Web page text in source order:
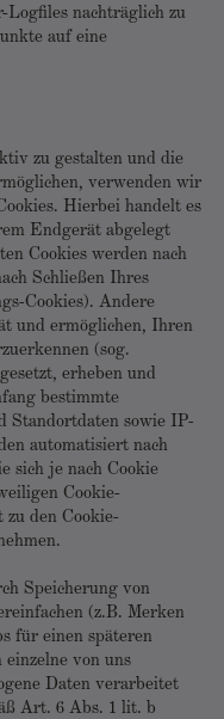
Logfiles nachträglich zu
auf eine
zu gestalten und die
verwenden wir
Hierbei handelt es
Endgerät abgelegt
Cookies werden nach
Schließen Ihres
Cookies). Andere
und ermöglichen, Ihren
(sog.
erheben und
bestimmte
Standortdaten sowie IP-
automatisiert nach
sich je nach Cookie
Cookie-
zu den Cookie-
Speicherung von
(z.B. Merken
für einen späteren
einzelne von uns
Daten verarbeitet
Art. 6 Abs. 1 lit. b